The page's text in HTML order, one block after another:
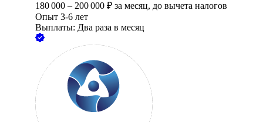
180 000 – 200 000 ₽ за месяц, до вычета налогов
Опыт 3-6 лет
Выплаты: Два раза в месяц